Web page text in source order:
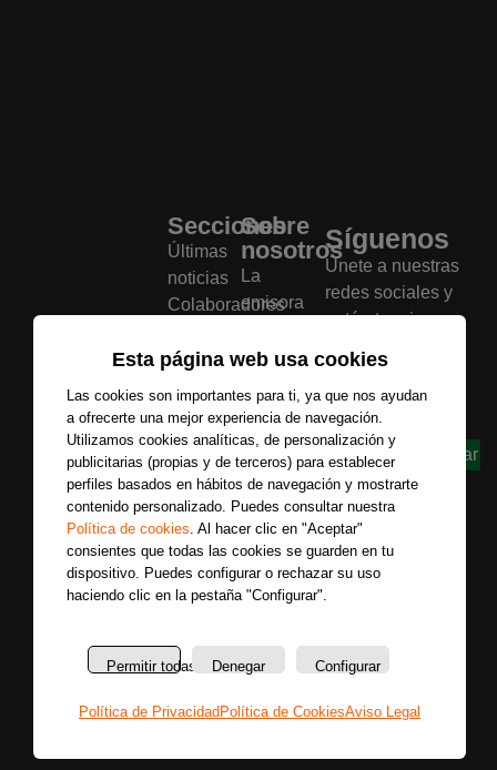
Esta página web usa cookies
Las cookies son importantes para ti, ya que nos ayudan
a ofrecerte una mejor experiencia de navegación.
Utilizamos cookies analíticas, de personalización y
publicitarias (propias y de terceros) para establecer
perfiles basados en hábitos de navegación y mostrarte
contenido personalizado. Puedes consultar nuestra
Política de cookies. Al hacer clic en "Aceptar"
consientes que todas las cookies se guarden en tu
dispositivo. Puedes configurar o rechazar su uso
haciendo clic en la pestaña "Configurar".
Permitir todas Denegar Configurar
Política de Privacidad Política de CookiesAviso Legal
Secciones
Últimas
noticias
Colaboradores
Programas
Secciones
Sobre
nosotros
La
emisora
de
Aviso
legal
Política
de
cookies
Bases
legales
Síguenos
Únete a nuestras
redes sociales y
entérate primero
noticias más
importantes.
Buscar
Copyright © La Radio que Viene – 2026